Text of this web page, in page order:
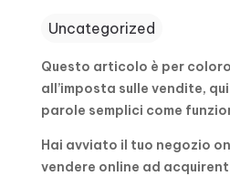
Uncategorized
Questo articolo è per
all’imposta sulle vendite,
parole semplici come
Hai avviato il tuo negozio
vendere online ad